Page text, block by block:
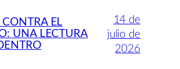
CONTRA EL
UNA LECTURA
14 de
julio de
2026